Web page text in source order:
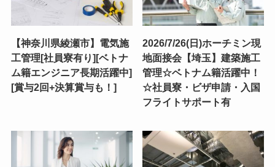
【神奈川県綾瀬市】電気施
工管理[社員寮有り][ベトナ
ム籍エンジニア長期活躍中]
[賞与2回+決算賞与も！]
2026/7/26(日)ホーチミン現
地面接会【埼玉】建築施工
管理☆ベトナム籍活躍中！
☆社員寮・ビザ申請・入国
フライトサポート有